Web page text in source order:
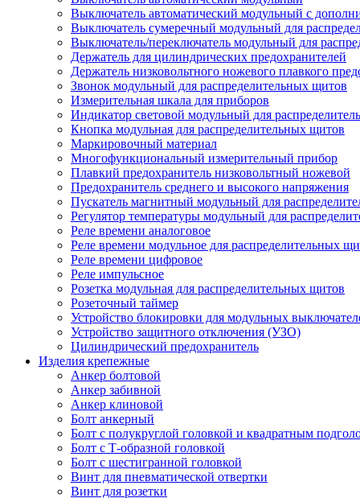
Выключатель автоматический модульный с
Выключатель сумеречный модульный для
Выключатель/переключатель модульный для
Держатель для цилиндрических предохранителей
Держатель низковольтного ножевого плавкого
Звонок модульный для распределительных щитов
Измерительная шкала для приборов
Индикатор световой модульный для
Кнопка модульная для распределительных щитов
Маркировочный материал
Многофункциональный измерительный прибор
Плавкий предохранитель низковольтный ножевой
Предохранитель среднего и высокого напряжения
Пускатель магнитный модульный для
Регулятор температуры модульный для
Реле времени аналоговое
Реле времени модульное для распределительных
Реле времени цифровое
Реле импульсное
Розетка модульная для распределительных щитов
Розеточный таймер
Устройство блокировки для модульных
Устройство защитного отключения (УЗО)
Цилиндрический предохранитель
Изделия крепежные
Анкер болтовой
Анкер забивной
Анкер клиновой
Болт анкерный
Болт с полукруглой головкой и квадратным
Болт с Т-образной головкой
Болт с шестигранной головкой
Винт для пневматической отвертки
Винт для розетки